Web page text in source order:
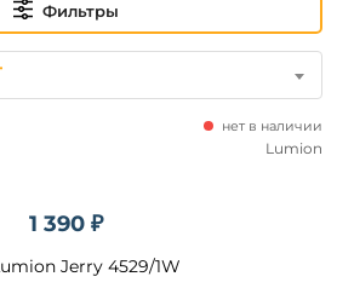
Фильтры
1 390 ₽
Jerry 4529/1W
нет в наличии
Lumion